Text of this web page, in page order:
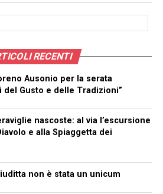
RECENTI
Ausonio per la serata
del Gusto e delle Tradizioni”
nascoste: al via l’escursione
e alla Spiaggetta dei
non è stata un unicum